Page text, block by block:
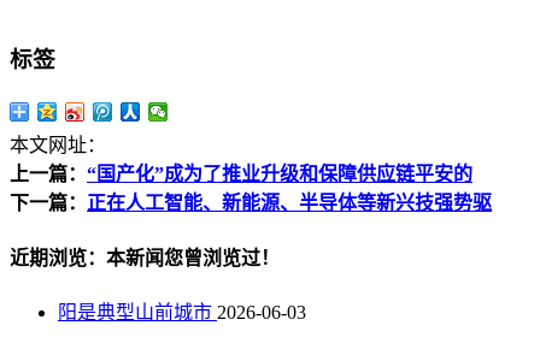
标签
本文网址：
上一篇： “国产化”成为了推业升级和保障供应链平安的
下一篇： 正在人工智能、新能源、半导体等新兴技强势驱
近期浏览：本新闻您曾浏览过！
阳是典型山前城市 2026-06-03